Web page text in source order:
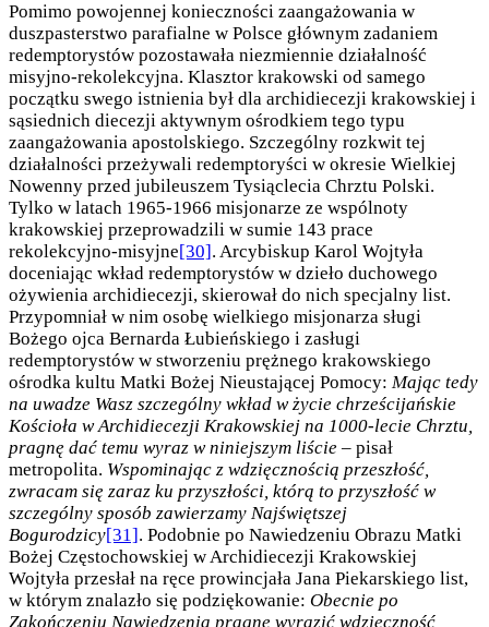
Pomimo powojennej konieczności zaangażowania w
duszpasterstwo parafialne w Polsce głównym zadaniem
redemptorystów pozostawała niezmiennie działalność
misyjno-rekolekcyjna. Klasztor krakowski od samego
początku swego istnienia był dla archidiecezji krakowskiej i
sąsiednich diecezji aktywnym ośrodkiem tego typu
zaangażowania apostolskiego. Szczególny rozkwit tej
działalności przeżywali redemptoryści w okresie Wielkiej
Nowenny przed jubileuszem Tysiąclecia Chrztu Polski.
Tylko w latach 1965-1966 misjonarze ze wspólnoty
krakowskiej przeprowadzili w sumie 143 prace
rekolekcyjno-misyjne[30]. Arcybiskup Karol Wojtyła
doceniając wkład redemptorystów w dzieło duchowego
ożywienia archidiecezji, skierował do nich specjalny list.
Przypomniał w nim osobę wielkiego misjonarza sługi
Bożego ojca Bernarda Łubieńskiego i zasługi
redemptorystów w stworzeniu prężnego krakowskiego
ośrodka kultu Matki Bożej Nieustającej Pomocy: Mając tedy
na uwadze Wasz szczególny wkład w życie chrześcijańskie
Kościoła w Archidiecezji Krakowskiej na 1000-lecie Chrztu,
pragnę dać temu wyraz w niniejszym liście – pisał
metropolita. Wspominając z wdzięcznością przeszłość,
zwracam się zaraz ku przyszłości, którą to przyszłość w
szczególny sposób zawierzamy Najświętszej
Bogurodzicy[31]. Podobnie po Nawiedzeniu Obrazu Matki
Bożej Częstochowskiej w Archidiecezji Krakowskiej
Wojtyła przesłał na ręce prowincjała Jana Piekarskiego list,
w którym znalazło się podziękowanie: Obecnie po
Zakończeniu Nawiedzenia pragnę wyrazić wdzięczność